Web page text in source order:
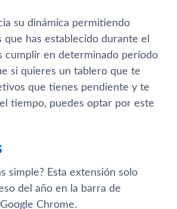
su dinámica permitiendo
que has establecido durante el
cumplir en determinado período
si quieres un tablero que te
que tienes pendiente y te
tiempo, puedes optar por este
simple? Esta extensión solo
del año en la barra de
Chrome.